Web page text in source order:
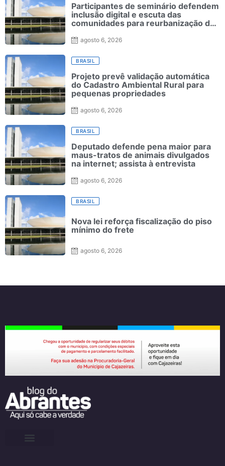
Participantes de seminário defendem
inclusão digital e escuta das
comunidades para reurbanização de
agosto 6, 2026
BRASIL
Projeto prevê validação automática
do Cadastro Ambiental Rural para
pequenas propriedades
agosto 6, 2026
BRASIL
Deputado defende pena maior para
maus-tratos de animais divulgados
na internet; assista à entrevista
agosto 6, 2026
BRASIL
Nova lei reforça fiscalização do piso
mínimo do frete
agosto 6, 2026